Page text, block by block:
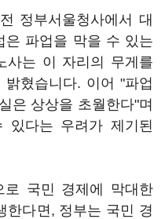
정부서울청사에서 대
은 파업을 막을 수 있는
사는 이 자리의 무게를
혔습니다. 이어 "파업
은 상상을 초월한다"며
있다는 우려가 제기된
로 국민 경제에 막대한
한다면, 정부는 국민 경